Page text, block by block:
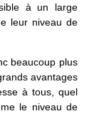
à un large
leur niveau de
beaucoup plus
avantages
à tous, quel
le niveau de